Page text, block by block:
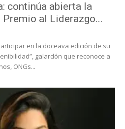
continúa abierta la
al Liderazgo...
en la doceava edición de su
galardón que reconoce a
ONGs...